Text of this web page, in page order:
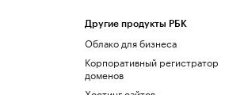
Другие продукты РБК
Облако для бизнеса
Корпоративный регистратор
доменов